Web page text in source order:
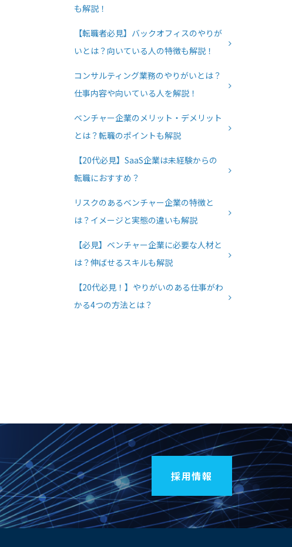
も解説！
【転職者必見】バックオフィスのやりが
いとは？向いている人の特徴も解説！
コンサルティング業務のやりがいとは？
仕事内容や向いている人を解説！
ベンチャー企業のメリット・デメリット
とは？転職のポイントも解説
【20代必見】SaaS企業は未経験からの
転職におすすめ？
リスクのあるベンチャー企業の特徴と
は？イメージと実態の違いも解説
【必見】ベンチャー企業に必要な人材と
は？伸ばせるスキルも解説
【20代必見！】やりがいのある仕事がわ
かる4つの方法とは？
採用情報